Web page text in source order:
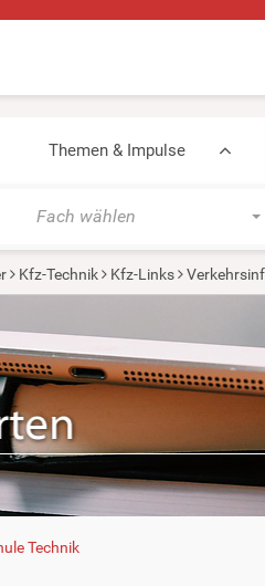
Themen & Impulse
Fach wählen
Kfz-Technik Kfz-Links
Technik